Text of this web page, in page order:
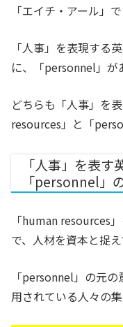
「エイチ・アール」で
「人事」を表現する
に、「personnel」が
どちらも「人事」を
resources」と「
「人事」を表
「personnel」
「human resources
で、人材を資本と捉
「personnel」の元
用されている人々の